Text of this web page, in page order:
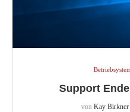
Support
von Kay Birkner